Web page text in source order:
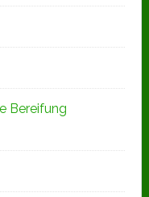
Bereifung